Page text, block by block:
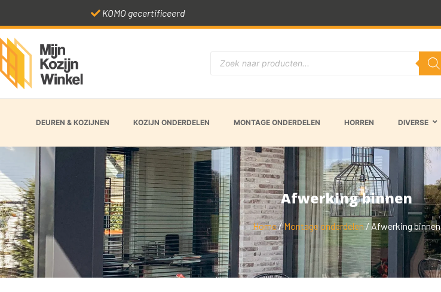
KOMO gecertificeerd
DEUREN & KOZIJNEN KOZIJN ONDERDELEN MONTAGE ONDERDELEN HORREN DIVERSE
Afwerking binnen
Home/Montage onderdelen / Afwerking binnen